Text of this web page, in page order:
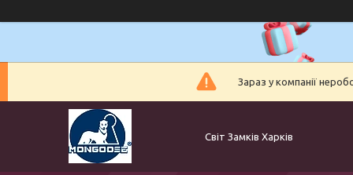
Зараз у компанії
Світ Замків Харків